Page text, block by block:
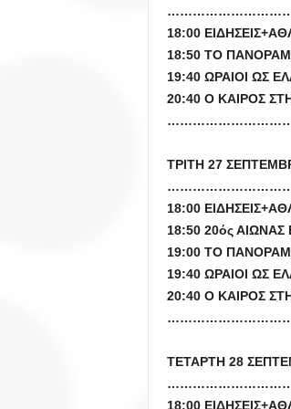
18:00
18:50 ΤΟ
19:40 ΩΡΑΙΟΙ ΩΣ
20:40 Ο ΚΑΙΡΟΣ
ΤΡΙΤΗ 27
18:00
18:50 20ός ΑΙΩΝΑΣ
19:00 ΤΟ
19:40 ΩΡΑΙΟΙ ΩΣ
20:40 Ο ΚΑΙΡΟΣ
ΤΕΤΑΡΤΗ 28
18:00